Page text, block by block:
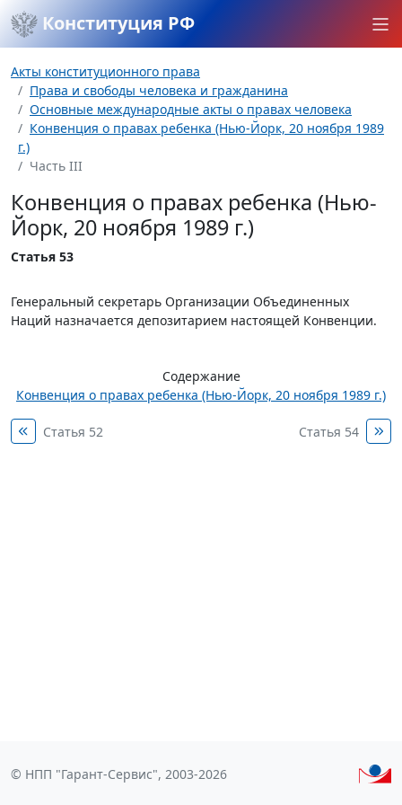
Конституция РФ
Акты конституционного права
Права и свободы человека и гражданина
Основные международные акты о правах человека
Конвенция о правах ребенка (Нью-Йорк, 20 ноября 1989
г.)
Часть III
Конвенция о правах ребенка (Нью-
Йорк, 20 ноября 1989 г.)
Статья 53
Генеральный секретарь Организации Объединенных
Наций назначается депозитарием настоящей Конвенции.
Содержание
Конвенция о правах ребенка (Нью-Йорк, 20 ноября 1989 г.)
Статья 52 Статья 54
© НПП "Гарант-Сервис", 2003-2026